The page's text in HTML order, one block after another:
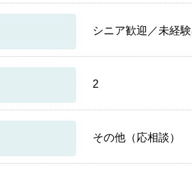
シニア歓迎／未経
2
その他（応相談）